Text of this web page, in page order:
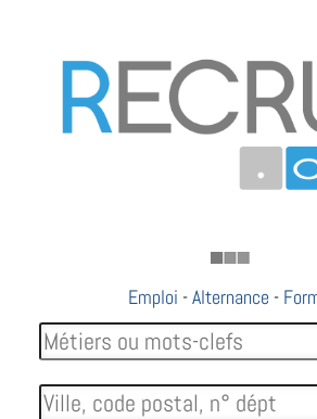
183
Emploi -Alternance -